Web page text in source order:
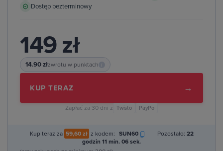
Dostęp bezterminowy
149 zł
14.90 złzwrotu w punktach
KUP TERAZ →
Zapłać za 30 dni z Twisto PayPo
Kup teraz za 59,60 zł z kodem: SUN60 Pozostało: 22
godzin 11 min. 05 sek.